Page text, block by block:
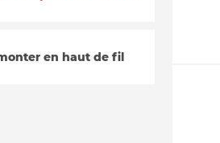
en haut de fil